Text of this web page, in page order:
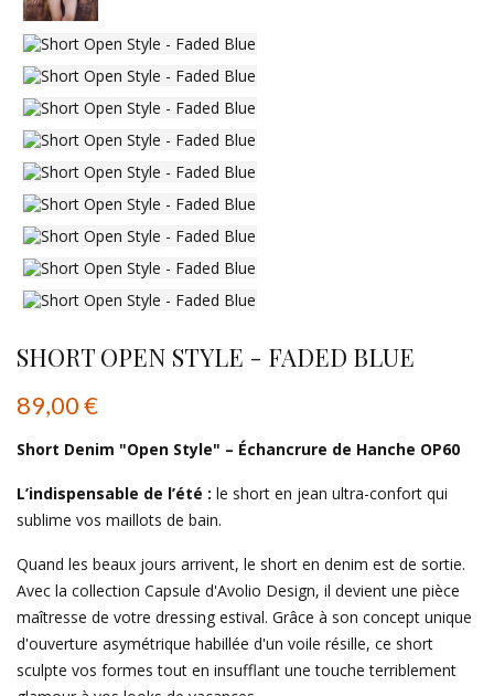
SHORT OPEN STYLE - FADED BLUE
89,00 €
Short Denim "Open Style" – Échancrure de Hanche OP60
​L’indispensable de l’été : le short en jean ultra-confort qui
sublime vos maillots de bain.
​Quand les beaux jours arrivent, le short en denim est de sortie.
Avec la collection Capsule d'Avolio Design, il devient une pièce
maîtresse de votre dressing estival. Grâce à son concept unique
d'ouverture asymétrique habillée d'un voile résille, ce short
sculpte vos formes tout en insufflant une touche terriblement